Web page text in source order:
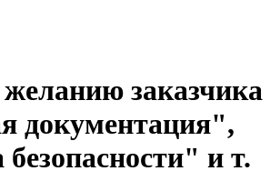
заказчика
документация",
и т.